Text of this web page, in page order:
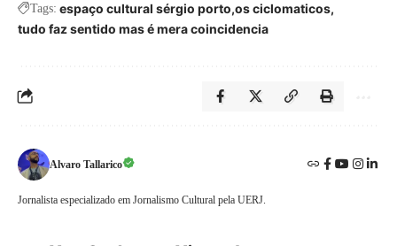
Tags: espaço cultural sérgio porto os ciclomaticos
tudo faz sentido mas é mera coincidencia
Alvaro Tallarico
Jornalista especializado em Jornalismo Cultural pela UERJ.